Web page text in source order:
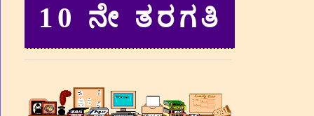
10 ನೇ ತರಗತಿ